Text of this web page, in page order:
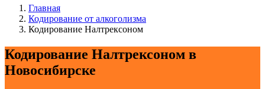
Главная
Кодирование от алкоголизма
Кодирование Налтрексоном
Кодирование Налтрексоном в
Новосибирске